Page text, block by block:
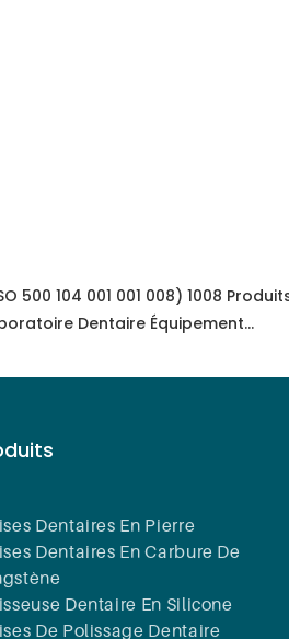
500 104 001 001 008) 1008
Dentaire Équipement
Dentaires En Pierre
Dentaires En Carbure De
Dentaire En Silicone
De Polissage Dentaire